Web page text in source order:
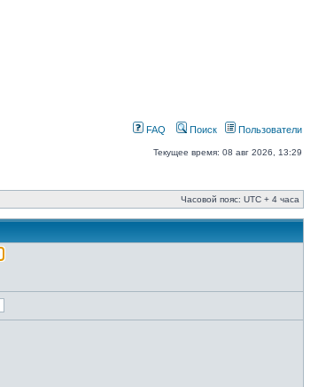
FAQ Поиск Пользователи
Текущее время: 08 авг 2026, 13:29
Часовой пояс: UTC + 4 часа